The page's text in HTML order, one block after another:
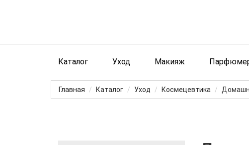
Каталог Уход Макияж
Главная Каталог Уход Космецевтика